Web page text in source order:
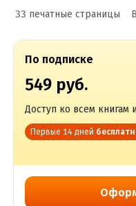
33 печатные страницы
По подписке
549 руб.
Доступ ко всем книгам
Первые 14 дней